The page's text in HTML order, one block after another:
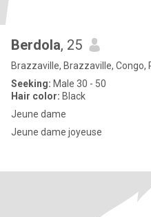
Berdola, 25
Brazzaville, Brazzaville, Congo,
Seeking: Male 30 - 50
Hair color: Black
Jeune dame
Jeune dame joyeuse